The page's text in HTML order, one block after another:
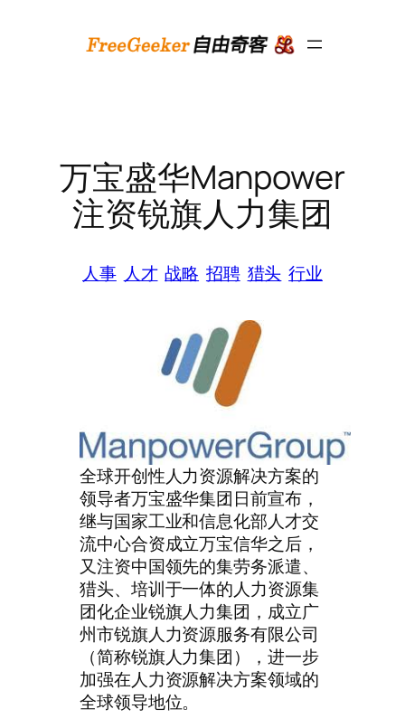
万宝盛华Manpower
注资锐旗人力集团
人事 人才 战略 招聘 猎头 行业
全球开创性人力资源解决方案的
领导者万宝盛华集团日前宣布，
继与国家工业和信息化部人才交
流中心合资成立万宝信华之后，
又注资中国领先的集劳务派遣、
猎头、培训于一体的人力资源集
团化企业锐旗人力集团，成立广
州市锐旗人力资源服务有限公司
（简称锐旗人力集团），进一步
加强在人力资源解决方案领域的
全球领导地位。